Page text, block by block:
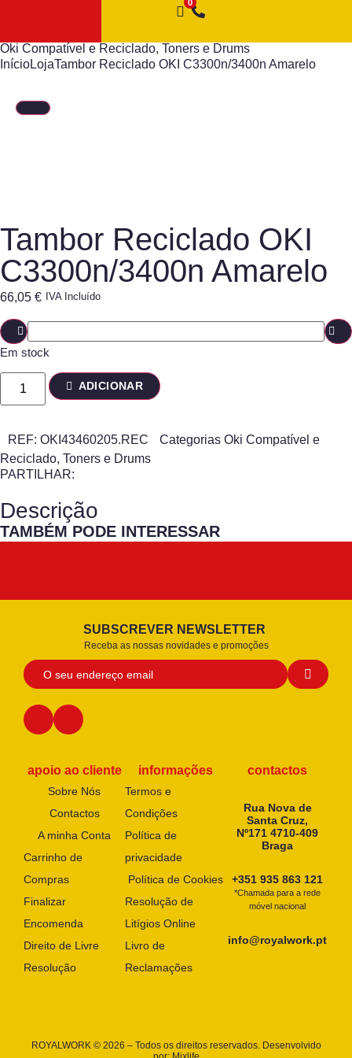
Oki Compatível e Reciclado, Toners e Drums
InícioLojaTambor Reciclado OKI C3300n/3400n Amarelo
Tambor Reciclado OKI
C3300n/3400n Amarelo
66,05 € IVA Incluído
Em stock
ADICIONAR
REF: OKI43460205.REC Categorias Oki Compatível e
Reciclado, Toners e Drums
PARTILHAR:
Descrição
TAMBÉM PODE INTERESSAR
SUBSCREVER NEWSLETTER
Receba as nossas novidades e promoções
apoio ao cliente
Sobre Nós
Contactos
A minha Conta
Carrinho de
Compras
Finalizar
Encomenda
Direito de Livre
Resolução
informações
Termos e
Condições
Política de
privacidade
Política de Cookies
Resolução de
Litígios Online
Livro de
Reclamações
contactos
Rua Nova de
Santa Cruz,
Nº171 4710-409
Braga
+351 935 863 121
*Chamada para a rede
móvel nacional
info@royalwork.pt
ROYALWORK © 2026 – Todos os direitos reservados. Desenvolvido